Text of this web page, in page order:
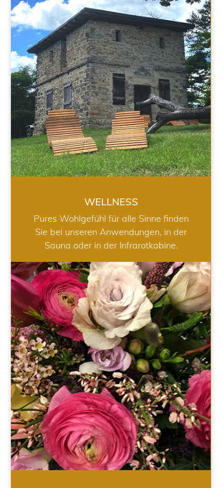
WELLNESS
WELLNESS
Pures Wohlgefühl für alle Sinne finden
Sie bei unseren Anwendungen, in der
Sauna oder in der Infrarotkabine.
HOCHZEIT